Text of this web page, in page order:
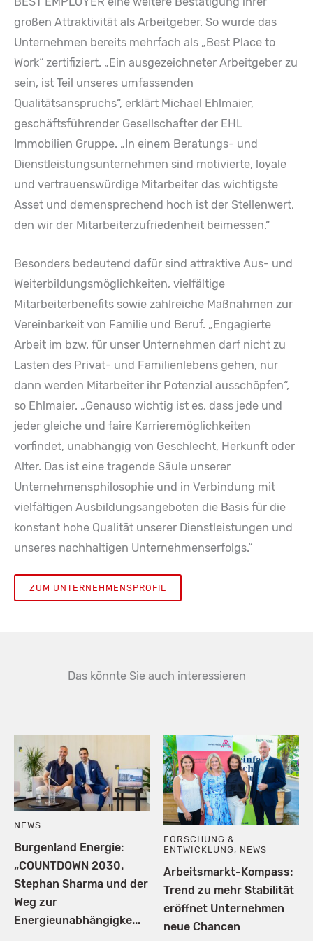
großen Attraktivität als Arbeitgeber. So wurde das
Unternehmen bereits mehrfach als „Best Place to
Work“ zertifiziert. „Ein ausgezeichneter Arbeitgeber zu
sein, ist Teil unseres umfassenden
Qualitätsanspruchs“, erklärt Michael Ehlmaier,
geschäftsführender Gesellschafter der EHL
Immobilien Gruppe. „In einem Beratungs- und
Dienstleistungsunternehmen sind motivierte, loyale
und vertrauenswürdige Mitarbeiter das wichtigste
Asset und demensprechend hoch ist der Stellenwert,
den wir der Mitarbeiterzufriedenheit beimessen.“
Besonders bedeutend dafür sind attraktive Aus- und
Weiterbildungsmöglichkeiten, vielfältige
Mitarbeiterbenefits sowie zahlreiche Maßnahmen zur
Vereinbarkeit von Familie und Beruf. „Engagierte
Arbeit im bzw. für unser Unternehmen darf nicht zu
Lasten des Privat- und Familienlebens gehen, nur
dann werden Mitarbeiter ihr Potenzial ausschöpfen“,
so Ehlmaier. „Genauso wichtig ist es, dass jede und
jeder gleiche und faire Karrieremöglichkeiten
vorfindet, unabhängig von Geschlecht, Herkunft oder
Alter. Das ist eine tragende Säule unserer
Unternehmensphilosophie und in Verbindung mit
vielfältigen Ausbildungsangeboten die Basis für die
konstant hohe Qualität unserer Dienstleistungen und
unseres nachhaltigen Unternehmenserfolgs.“
ZUM UNTERNEHMENSPROFIL
Das könnte Sie auch interessieren
NEWS
Burgenland Energie:
„COUNTDOWN 2030.
Stephan Sharma und der
Weg zur
Energieunabhängigke...
FORSCHUNG &
ENTWICKLUNG, NEWS
Arbeitsmarkt-Kompass:
Trend zu mehr Stabilität
eröffnet Unternehmen
neue Chancen